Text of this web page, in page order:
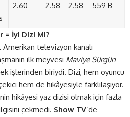
2.60 2.58 2.58 559 B
= İyi Dizi Mi?
Amerikan televizyon kanalı
ilk meyvesi Maviye Sürgün
işlerinden biriydi. Dizi, hem oyuncu
hem de hikâyesiyle farklılaşıyor.
hikâyesi yaz dizisi olmak için fazla
çekmedi. Show TV’de